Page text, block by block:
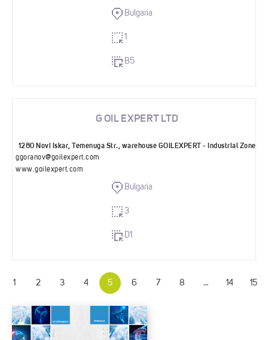
Bulgaria
1
B5
G OIL EXPERT LTD
1280 Novi Iskar, Temenuga Str., warehouse GOILEXPERT - Industrial Zone
ggoranov@goilexpert.com
www.goilexpert.com
Bulgaria
3
D1
1 2 3 4 5 6 7 8 … 14 15